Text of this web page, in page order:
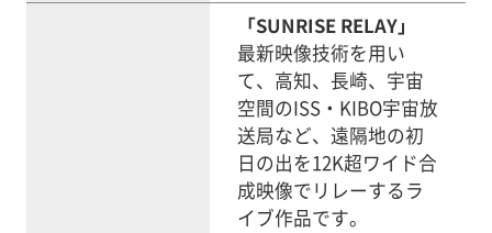
「SUNRISE RELAY」
最新映像技術を用い
て、高知、長崎、宇宙
空間のISS・KIBO宇宙放
送局など、遠隔地の初
日の出を12K超ワイド合
成映像でリレーするラ
イブ作品です。